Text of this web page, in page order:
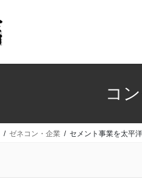
コ
ゼネコン・企業 セメント事業を太平